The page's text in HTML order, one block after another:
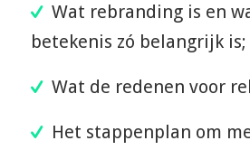
Wat rebranding is en
betekenis zó belangrijk is;
Wat de redenen voor
Het stappenplan om